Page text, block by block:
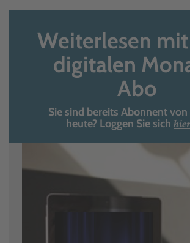
Weiterlesen
digitalen
Abo
Sie sind bereits Abonnent
heute? Loggen Sie sich